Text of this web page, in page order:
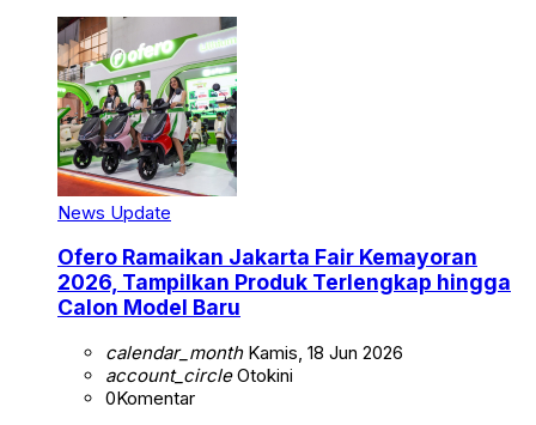
News Update
Ofero Ramaikan Jakarta Fair Kemayoran
2026, Tampilkan Produk Terlengkap hingga
Calon Model Baru
calendar_monthKamis, 18 Jun 2026
account_circleOtokini
0Komentar